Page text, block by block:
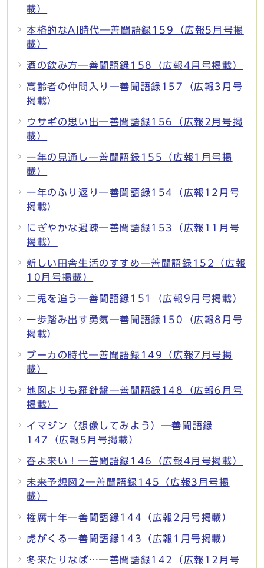
載）
本格的なAI時代―善聞語録159（広報5月号掲
載）
酒の飲み方―善聞語録158（広報4月号掲載）
高齢者の仲間入り―善聞語録157（広報3月号
掲載）
ウサギの思い出―善聞語録156（広報2月号掲
載）
一年の見通し―善聞語録155（広報1月号掲
載）
一年のふり返り―善聞語録154（広報12月号
掲載）
にぎやかな過疎―善聞語録153（広報11月号
掲載）
新しい田舎生活のすすめ―善聞語録152（広報
10月号掲載）
二兎を追う―善聞語録151（広報9月号掲載）
一歩踏み出す勇気―善聞語録150（広報8月号
掲載）
ブーカの時代―善聞語録149（広報7月号掲
載）
地図よりも羅針盤―善聞語録148（広報6月号
掲載）
イマジン（想像してみよう）―善聞語録
147（広報5月号掲載）
春よ来い！―善聞語録146（広報4月号掲載）
未来予想図2―善聞語録145（広報3月号掲
載）
権腐十年―善聞語録144（広報2月号掲載）
虎がくる―善聞語録143（広報1月号掲載）
冬来たりなば…―善聞語録142（広報12月号